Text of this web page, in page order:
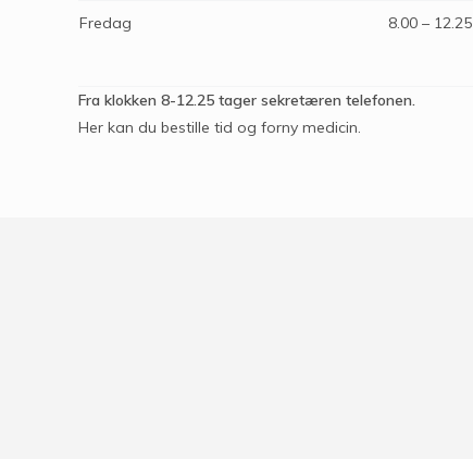
Fredag 8.00 – 12.25
Fra klokken 8-12.25 tager sekretæren telefonen.
Her kan du bestille tid og forny medicin.